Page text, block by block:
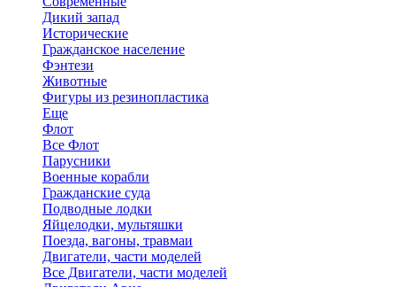
Дикий запад
Исторические
Гражданское население
Фэнтези
Животные
Фигуры из резинопластика
Еще
Флот
Все Флот
Парусники
Военные корабли
Гражданские суда
Подводные лодки
Яйцелодки, мультяшки
Поезда, вагоны, травмаи
Двигатели, части моделей
Все Двигатели, части моделей